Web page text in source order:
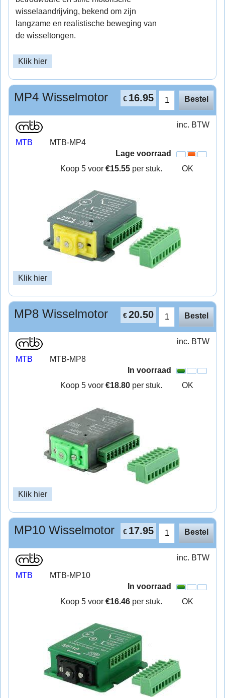
wisselaandrijving, bekend om zijn
langzame en realistische beweging van
de wisseltongen.
Klik hier
MP4 Wisselmotor € 16.95 Bestel
MTB MTB-MP4
inc. BTW
Lage voorraad
Koop 5 voor€15.55 per stuk. OK
Klik hier
MP8 Wisselmotor €20.50 Bestel
MTB MTB-MP8
inc. BTW
In voorraad
Koop 5 voor€18.80 per stuk. OK
Klik hier
MP10 Wisselmotor € 17.95 Bestel
MTB MTB-MP10
inc. BTW
In voorraad
Koop 5 voor€16.46 per stuk. OK